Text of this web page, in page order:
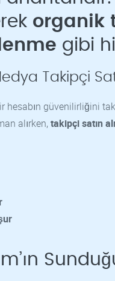
organik
gibi
Takipçi
hesabın güvenilirliğini
alırken, takipçi satın